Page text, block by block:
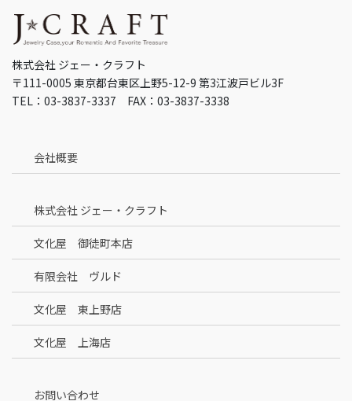
株式会社 ジェー・クラフト
〒111-0005 東京都台東区上野5-12-9 第3江波戸ビル3F
TEL：03-3837-3337 FAX：03-3837-3338
会社概要
株式会社 ジェー・クラフト
文化屋 御徒町本店
有限会社 ヴルド
文化屋 東上野店
文化屋 上海店
お問い合わせ